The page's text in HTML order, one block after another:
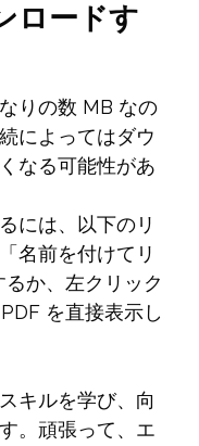
ロードす
りの数 MB なの
によってはダウ
なる可能性があ
には、以下のリ
名前を付けてリ
か、左クリック
を直接表示し
キルを学び、向
。頑張って、エ